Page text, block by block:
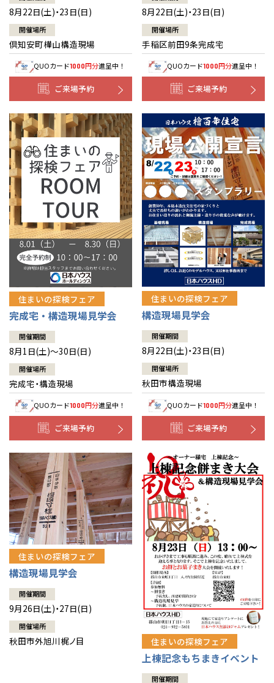
8月22日(土)・23日(日)
開催場所
倶知安町樺山構造現場
QUOカード1000円分進呈中！
ご来場予約
8月22日(土)・23日(日)
開催場所
手稲区前田9条完成宅
QUOカード1000円分進呈中！
ご来場予約
住まいの探検フェア
完成宅・構造現場見学会
開催期間
8月1日(土)～30日(日)
開催場所
完成宅・構造現場
QUOカード1000円分進呈中！
ご来場予約
住まいの探検フェア
構造現場見学会
開催期間
8月22日(土)・23日(日)
開催場所
秋田市構造現場
QUOカード1000円分進呈中！
ご来場予約
住まいの探検フェア
構造現場見学会
開催期間
9月26日(土)・27日(日)
開催場所
秋田市外旭川梶ノ目 住まいの探検フェア
上棟記念もちまきイベント
開催期間
道東
山形
宮城
福島
長野
富山
石川
福井
神奈川
埼玉
千葉
茨城
栃木
群馬
愛知
岐阜
静岡
三重
近畿
大阪
京都
兵庫
奈良
滋賀
和歌山
中国・四国
岡山
香川
愛媛
鳥取
島根
広島
山口
徳島
高知
九州
福岡
佐賀
熊本
大分
宮崎
鹿児島
長崎
沖縄
分譲マンション
※現住所のある都道府県以外の建築予定地の方でも現住所の有るお近
くの展示場又は店舗にお問合せください。移住の計画の方もご相談対
応します。お気軽にご相談ください。
道東
釧路
山形県
宮城県
仙台
福島県
会津
長野県
富山県
富山
石川県
福井県
福井
神奈川県
相模
埼玉県
埼玉
千葉県
千葉
柏
茨城県
水戸
栃木県
宇都宮
小山
群馬県
群馬
伊勢崎
愛知県
岐阜県
岐阜
静岡県
三重県
四日市
近畿
大阪府
大阪
京都府
京都
兵庫県
姫路
奈良県
奈良
中国・四国
岡山県
岡山
愛媛県
松山
九州
福岡県
福岡
佐賀県
佐賀
熊本県
熊本
大分県
大分
宮崎県
宮崎
鹿児島県
鹿児島